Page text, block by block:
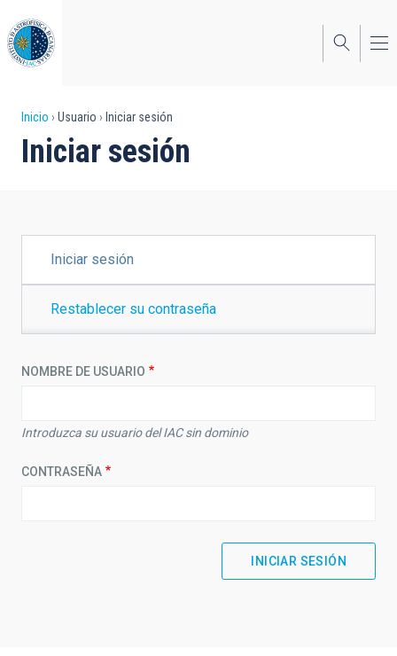
al
contenido
principal
Sobrescribir
enlaces
la
navegación
Inicio Usuario Iniciar sesión
Iniciar sesión
PRINCIPALES
Iniciar sesión
Restablecer su contraseña
NOMBRE DE USUARIO
Introduzca su usuario del IAC sin dominio
CONTRASEÑA